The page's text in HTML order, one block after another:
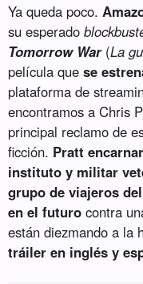
Ya queda poco.
su esperado
Tomorrow War(La
película quese
plataforma de
encontramos a Chris
principal reclamo de
ficción. Pratt
instituto y militar
grupo de viajeros
en el futuro contra
están diezmando a la
tráiler en inglés y